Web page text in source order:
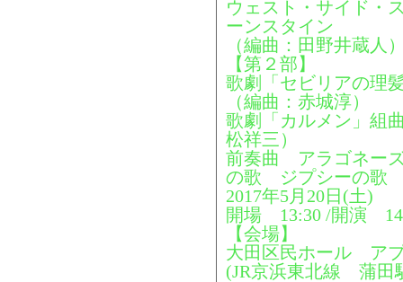
ウェスト・サイド・
ーンスタイン
（編曲：田野井蔵人
【第２部】
歌劇「セビリアの理
（編曲：赤城淳）
歌劇「カルメン」組
松祥三）
前奏曲 アラゴネ
の歌 ジプシーの歌
2017年5月20日(土)
開場 13:30 /開演
【会場】
大田区民ホール ア
(JR京浜東北線 蒲